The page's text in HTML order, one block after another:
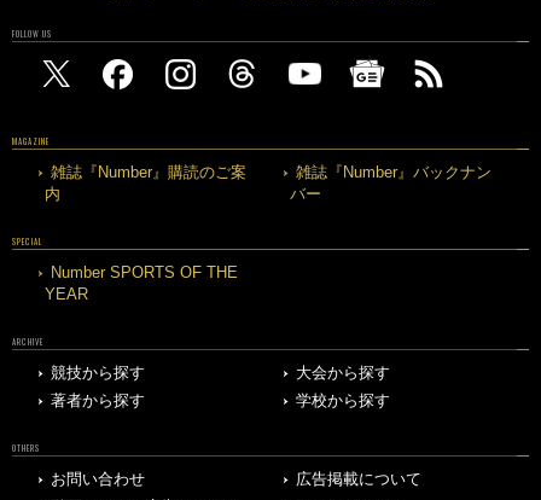
FOLLOW US
MAGAZINE
雑誌『Number』購読のご案
内
雑誌『Number』バックナン
バー
SPECIAL
Number SPORTS OF THE
YEAR
ARCHIVE
競技から探す
大会から探す
著者から探す
学校から探す
OTHERS
お問い合わせ
広告掲載について